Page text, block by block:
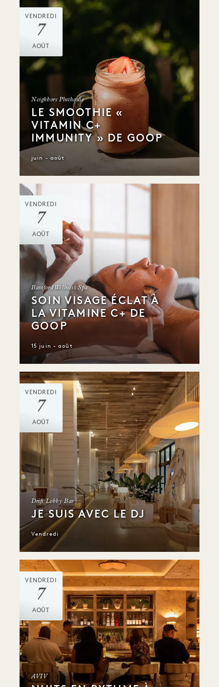
VENDREDI
7
AOÛT
Neighbors Plnthouse
LE SMOOTHIE «
VITAMIN C+
IMMUNITY » DE GOOP
juin - août
VENDREDI
7
AOÛT
Bamford Wellness Spa
SOIN VISAGE ÉCLAT À
LA VITAMINE C+ DE
GOOP
15 juin - août
VENDREDI
7
AOÛT
Drift Lobby Bar
JE SUIS AVEC LE DJ
Vendredi
VENDREDI
7
AOÛT
AVIV